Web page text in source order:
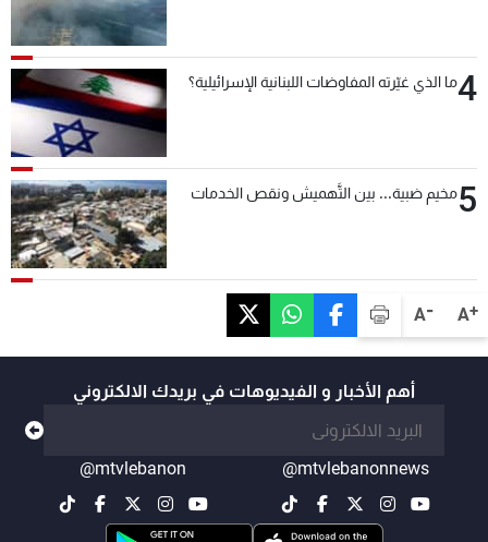
A+
A-
4ما الذي غيّرته المفاوضات اللبنانية الإسرائيلية؟
5مخيم ضبية... بين التَّهميش ونقص الخدمات
أهم الأخبار و الفيديوهات في بريدك الالكتروني
@mtvlebanonnews
@mtvlebanon